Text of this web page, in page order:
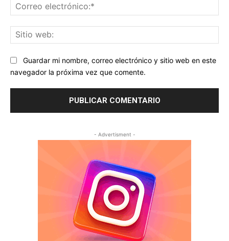
Guardar mi nombre, correo electrónico y sitio web en este
navegador la próxima vez que comente.
- Advertisment -